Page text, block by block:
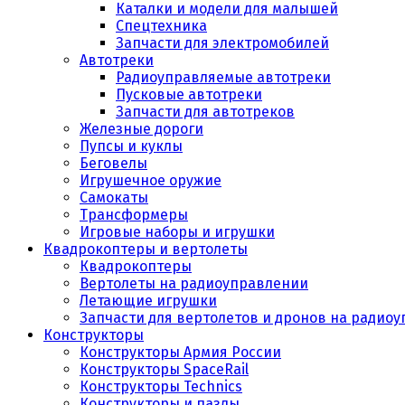
Каталки и модели для малышей
Спецтехника
Запчасти для электромобилей
Автотреки
Радиоуправляемые автотреки
Пусковые автотреки
Запчасти для автотреков
Железные дороги
Пупсы и куклы
Беговелы
Игрушечное оружие
Самокаты
Трансформеры
Игровые наборы и игрушки
Квадрокоптеры и вертолеты
Квадрокоптеры
Вертолеты на радиоуправлении
Летающие игрушки
Запчасти для вертолетов и дронов на
Конструкторы
Конструкторы Армия России
Конструкторы SpaceRail
Конструкторы Technics